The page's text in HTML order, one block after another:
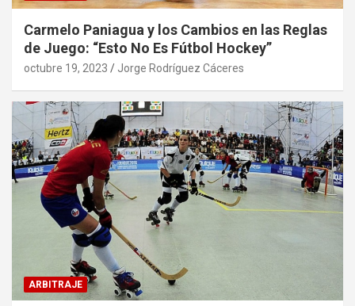
Carmelo Paniagua y los Cambios en las Reglas
de Juego: “Esto No Es Fútbol Hockey”
octubre 19, 2023 Jorge Rodríguez Cáceres
ARBITRAJE